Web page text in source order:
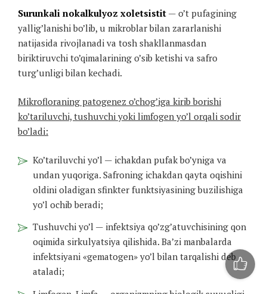
Surunkali nokalkulyoz xoletsistit — o’t pufagining
yallig’lanishi bo’lib, u mikroblar bilan zararlanishi
natijasida rivojlanadi va tosh shakllanmasdan
biriktiruvchi to’qimalarining o’sib ketishi va safro
turg’unligi bilan kechadi.
Mikrofloraning patogenez o’chog’iga kirib borishi
ko’tariluvchi, tushuvchi yoki limfogen yo’l orqali sodir
bo’ladi:
Ko’tariluvchi yo’l — ichakdan pufak bo’yniga va
undan yuqoriga. Safroning ichakdan qayta oqishini
oldini oladigan sfinkter funktsiyasining buzilishiga
yo’l ochib beradi;
Tushuvchi yo’l — infektsiya qo’zg’atuvchisining qon
oqimida sirkulyatsiya qilishida. Ba’zi manbalarda
infektsiyani «gematogen» yo’l bilan tarqalishi deb
ataladi;